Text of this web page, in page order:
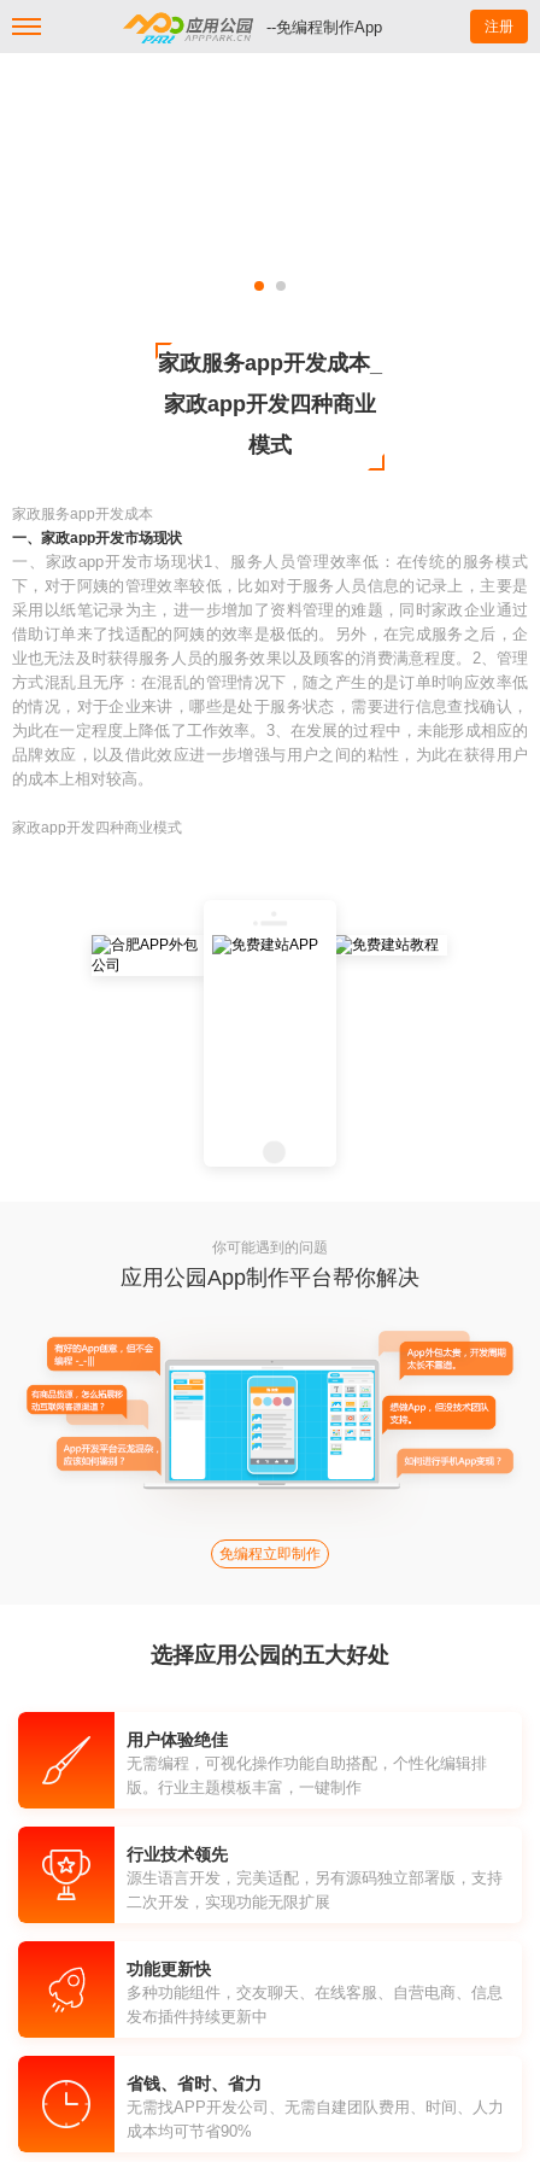
--免编程制作App 注册
家政服务app开发成本_
家政app开发四种商业
模式
家政服务app开发成本
一、家政app开发市场现状
一、家政app开发市场现状1、服务人员管理效率低：在传统的服务模式
下，对于阿姨的管理效率较低，比如对于服务人员信息的记录上，主要是
采用以纸笔记录为主，进一步增加了资料管理的难题，同时家政企业通过
借助订单来了找适配的阿姨的效率是极低的。另外，在完成服务之后，企
业也无法及时获得服务人员的服务效果以及顾客的消费满意程度。2、管理
方式混乱且无序：在混乱的管理情况下，随之产生的是订单时响应效率低
的情况，对于企业来讲，哪些是处于服务状态，需要进行信息查找确认，
为此在一定程度上降低了工作效率。3、在发展的过程中，未能形成相应的
品牌效应，以及借此效应进一步增强与用户之间的粘性，为此在获得用户
的成本上相对较高。
家政app开发四种商业模式
你可能遇到的问题
应用公园App制作平台帮你解决
免编程立即制作
选择应用公园的五大好处
用户体验绝佳
无需编程，可视化操作功能自助搭配，个性化编辑排
版。行业主题模板丰富，一键制作
行业技术领先
源生语言开发，完美适配，另有源码独立部署版，支持
二次开发，实现功能无限扩展
功能更新快
多种功能组件，交友聊天、在线客服、自营电商、信息
发布插件持续更新中
省钱、省时、省力
无需找APP开发公司、无需自建团队费用、时间、人力
成本均可节省90%